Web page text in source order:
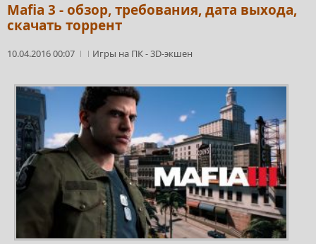
Mafia 3 - обзор, требования, дата выхода,
скачать торрент
10.04.2016 00:07 Игры на ПК-3D-экшен